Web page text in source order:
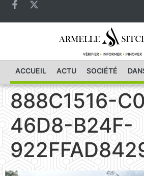
ACCUEIL ACTU SOCIÉTÉ
888C1516-
46D8-B24F-